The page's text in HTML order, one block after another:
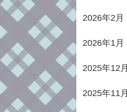
2026年2月
2026年1月
2025年12月
2025年11月